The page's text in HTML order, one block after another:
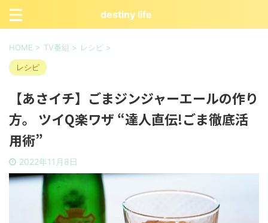
destiny life
HOME > TV番組 > レシピ >
レシピ
【あさイチ】ごまジンジャーエールの作り
方。 ツイQ楽ワザ “達人直伝!ごま徹底活
用術”
2022年11月8日